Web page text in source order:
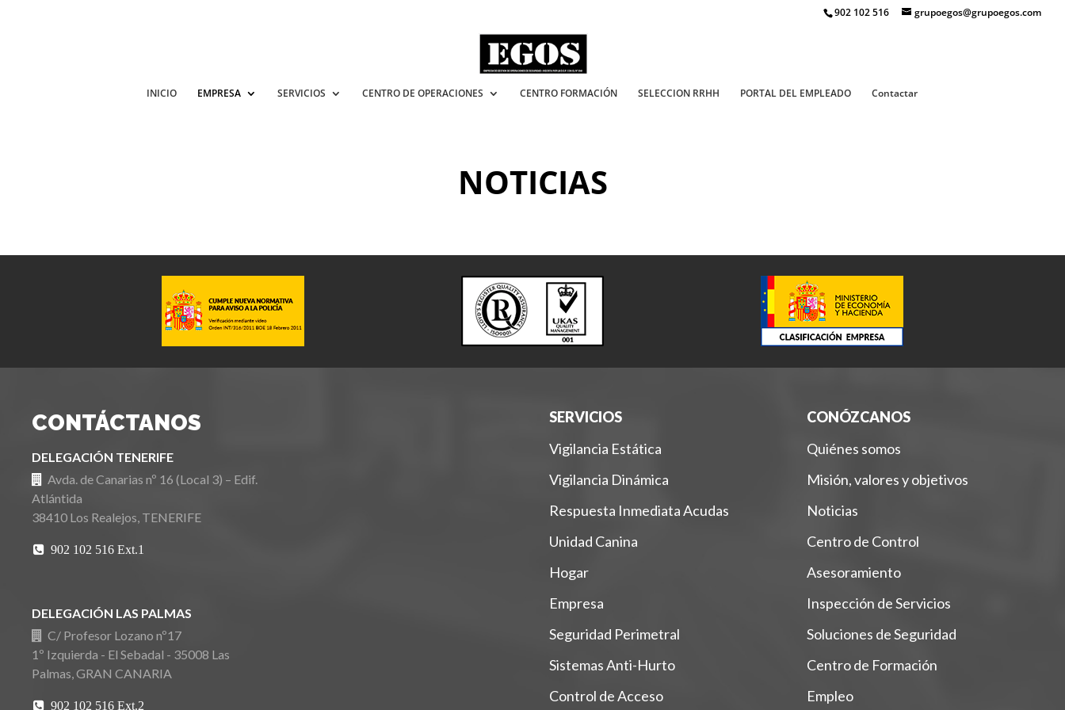
902 102 516 grupoegos@grupoegos.com
INICIO EMPRESA SERVICIOS CENTRO DE OPERACIONES CENTRO FORMACIÓN SELECCION RRHH PORTAL DEL EMPLEADO Contactar
NOTICIAS
CONTÁCTANOS
DELEGACIÓN TENERIFE
Avda. de Canarias nº 16 (Local 3) – Edif.
Atlántida
38410 Los Realejos, TENERIFE
902 102 516 Ext.1
DELEGACIÓN LAS PALMAS
C/ Profesor Lozano nº17
1º Izquierda - El Sebadal - 35008 Las
Palmas, GRAN CANARIA
902 102 516 Ext.2
SERVICIOS
Vigilancia Estática
Vigilancia Dinámica
Respuesta Inmediata Acudas
Unidad Canina
Hogar
Empresa
Seguridad Perimetral
Sistemas Anti-Hurto
Control de Acceso
CONÓZCANOS
Quiénes somos
Misión, valores y objetivos
Noticias
Centro de Control
Asesoramiento
Inspección de Servicios
Soluciones de Seguridad
Centro de Formación
Empleo